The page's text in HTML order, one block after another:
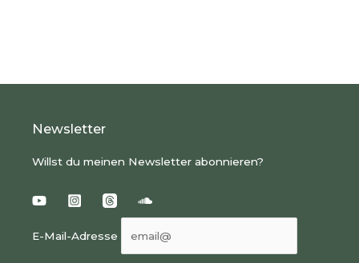
Newsletter
Willst du meinen Newsletter abonnieren?
E-Mail-Adresse